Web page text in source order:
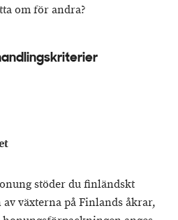
om för andra?
stöder du finländskt
växterna på Finlands åkrar,